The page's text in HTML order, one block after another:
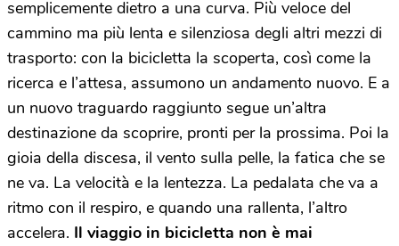
semplicemente dietro a una curva. Più veloce del
cammino ma più lenta e silenziosa degli altri mezzi di
trasporto: con la bicicletta la scoperta, così come la
ricerca e l’attesa, assumono un andamento nuovo. E a
un nuovo traguardo raggiunto segue un’altra
destinazione da scoprire, pronti per la prossima. Poi la
gioia della discesa, il vento sulla pelle, la fatica che se
ne va. La velocità e la lentezza. La pedalata che va a
ritmo con il respiro, e quando una rallenta, l’altro
accelera. Il viaggio in bicicletta non è mai